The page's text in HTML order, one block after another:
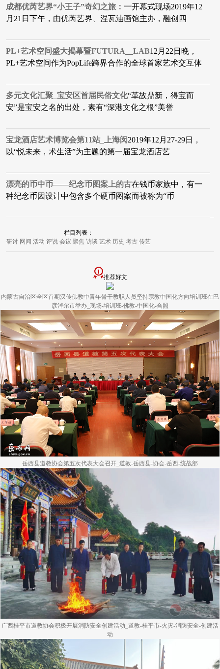
成都优芮艺界“小王子”奇幻之旅：一开幕式现场2019年12
月21日下午，由优芮艺界、涅瓦油画馆主办，融创四
PL+艺术空间盛大揭幕暨FUTURA__LAB12月22日晚，
PL+艺术空间作为PopLife跨界合作的全球首家艺术交互体
多元文化汇聚_宝安区首届民俗文化“革故鼎新，得宝而
安”是宝安之名的出处，素有“深港文化之根”美誉
宝龙酒店艺术博览会第11站_上海闵2019年12月27-29日，
以“悦未来，术生活”为主题的第一届宝龙酒店艺
漂亮的币中币——纪念币图案上的古在钱币家族中，有一
种纪念币因设计中包含多个硬币图案而被称为“币
栏目列表：
研讨 网闻 活动 评说 会议 聚焦 访谈 艺术 历史 考古 传艺
推荐好文
内蒙古自治区全区首期汉传佛教中青年骨干教职人员坚持宗教中国化方向培训班在巴
彦淖尔市举办_现场-培训班-佛教-中国化-合照
岳西县道教协会第五次代表大会召开_道教-岳西县-协会-岳西-统战部
广西桂平市道教协会积极开展消防安全创建活动_道教-桂平市-火灾-消防安全-创建活
动